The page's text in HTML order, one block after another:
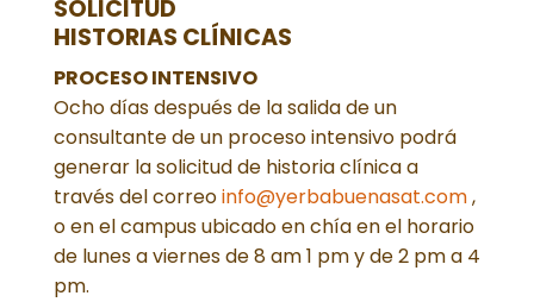
SOLICITUD
HISTORIAS CLÍNICAS
PROCESO INTENSIVO
Ocho días después de la salida de un
consultante de un proceso intensivo podrá
generar la solicitud de historia clínica a
través del correoinfo@yerbabuenasat.com,
o en el campus ubicado en chía en el horario
de lunes a viernes de 8 am 1 pm y de 2 pm a 4
pm.